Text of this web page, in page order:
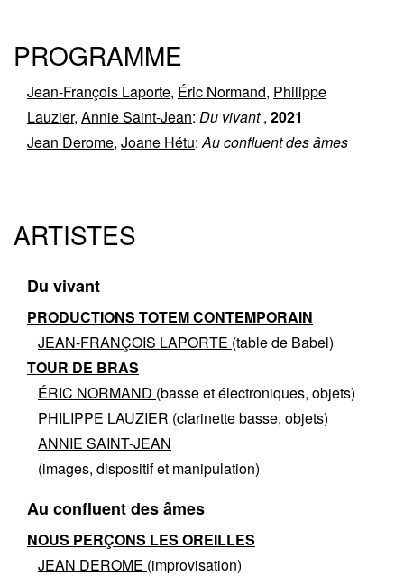
PROGRAMME
Jean-François Laporte, Éric Normand, Philippe
Lauzier, Annie Saint-Jean: Du vivant, 2021
Jean Derome, Joane Hétu:Au confluent des âmes
ARTISTES
Du vivant
PRODUCTIONS TOTEM CONTEMPORAIN
JEAN-FRANÇOIS LAPORTE (table de Babel)
TOUR DE BRAS
ÉRIC NORMAND (basse et électroniques, objets)
PHILIPPE LAUZIER (clarinette basse, objets)
ANNIE SAINT-JEAN
(images, dispositif et manipulation)
Au confluent des âmes
NOUS PERÇONS LES OREILLES
JEAN DEROME (improvisation)